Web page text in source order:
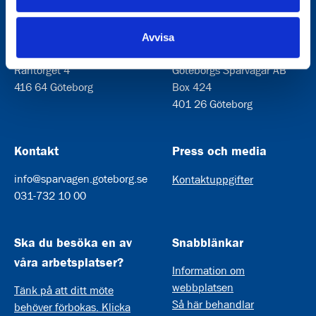
Avvisa
Rantorget 4
416 64 Göteborg
Postadress
Göteborgs Spårvägar AB
Box 424
401 26 Göteborg
Kontakt
info@sparvagen.goteborg.se
031-732 10 00
Press och media
Kontaktuppgifter
Ska du besöka en av
våra arbetsplatser?
Tänk på att ditt möte
behöver förbokas. Klicka
Snabblänkar
Information om
webbplatsen
Så här behandlar